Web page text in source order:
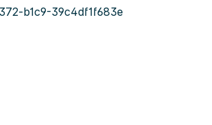
b1c9-39c4df1f683e